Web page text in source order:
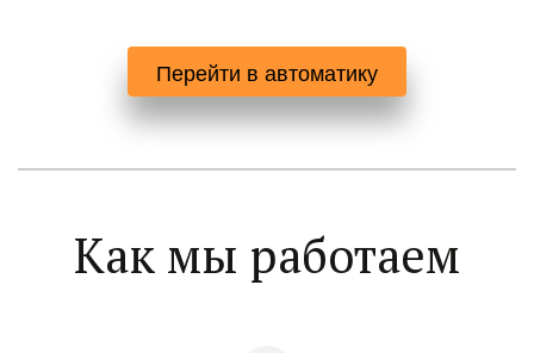
Перейти в автоматику
Как мы работаем